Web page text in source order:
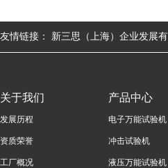
友情链接： 新三思（上海）企业发展
关于我们
发展历程
资质荣誉
工厂概况
产品中心
电子万能试验机
冲击试验机
液压万能试验机